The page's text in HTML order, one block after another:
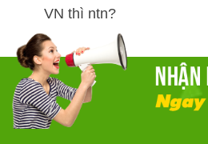
VN thì ntn?